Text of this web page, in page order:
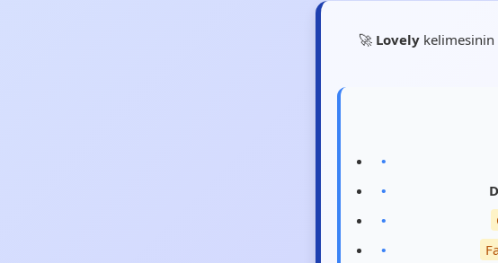
🚀 Lovelykelimesinin